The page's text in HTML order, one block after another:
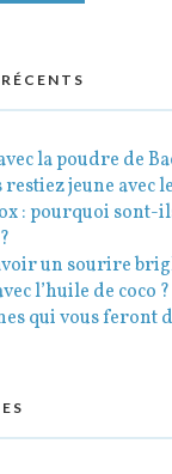
la poudre de
restiez jeune avec
: pourquoi sont-
un sourire
l’huile de coco ?
qui vous feront